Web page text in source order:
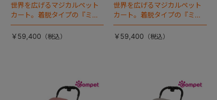
世界を広げるマジカルペット
カート。着脱タイプの『ミリ
ミリEG』 がフルモデルチェン
ジ 。新機能「マジカルフォー
￥59,400
世界を広げるマジカルペット
カート。着脱タイプの『ミリ
ミリEG』 がフルモデルチェン
ジ 。新機能「マジカルフォー
￥59,400